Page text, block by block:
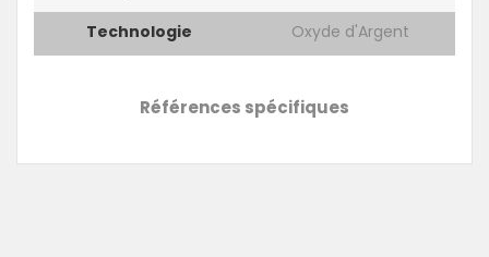
Technologie
Oxyde d'Argent
Références spécifiques